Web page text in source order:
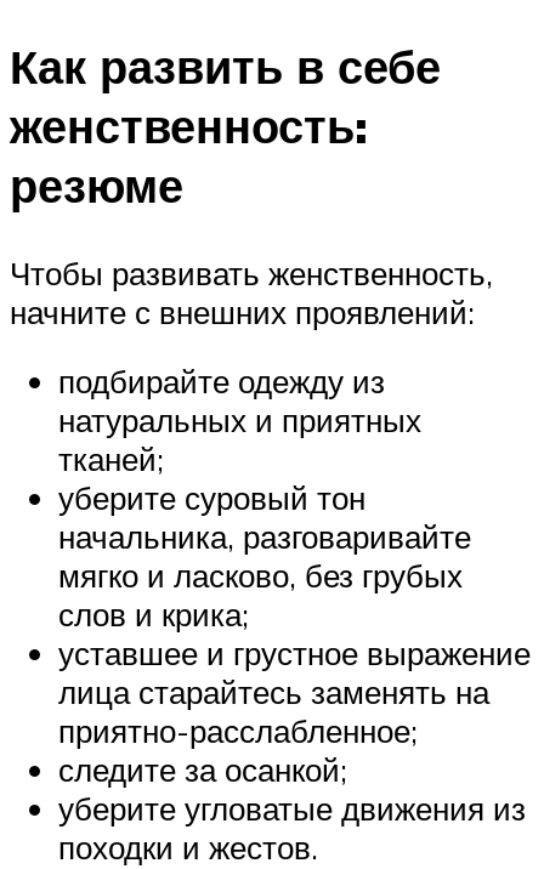
Как развить в себе
женственность:
резюме
Чтобы развивать женственность,
начните с внешних проявлений:
подбирайте одежду из
натуральных и приятных
тканей;
уберите суровый тон
начальника, разговаривайте
мягко и ласково, без грубых
слов и крика;
уставшее и грустное выражение
лица старайтесь заменять на
приятно-расслабленное;
следите за осанкой;
уберите угловатые движения из
походки и жестов.